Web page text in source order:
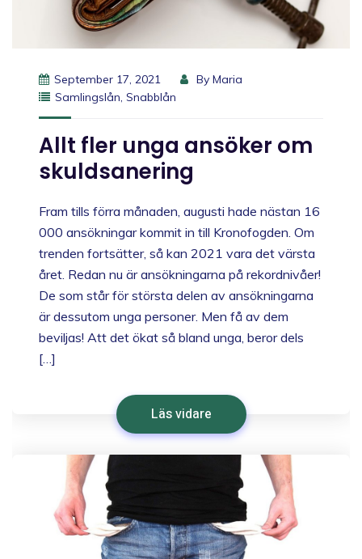
September 17, 2021 By Maria
Samlingslån, Snabblån
Allt fler unga ansöker om
skuldsanering
Fram tills förra månaden, augusti hade nästan 16
000 ansökningar kommit in till Kronofogden. Om
trenden fortsätter, så kan 2021 vara det värsta
året. Redan nu är ansökningarna på rekordnivåer!
De som står för största delen av ansökningarna
är dessutom unga personer. Men få av dem
beviljas! Att det ökat så bland unga, beror dels
[…]
Läs vidare